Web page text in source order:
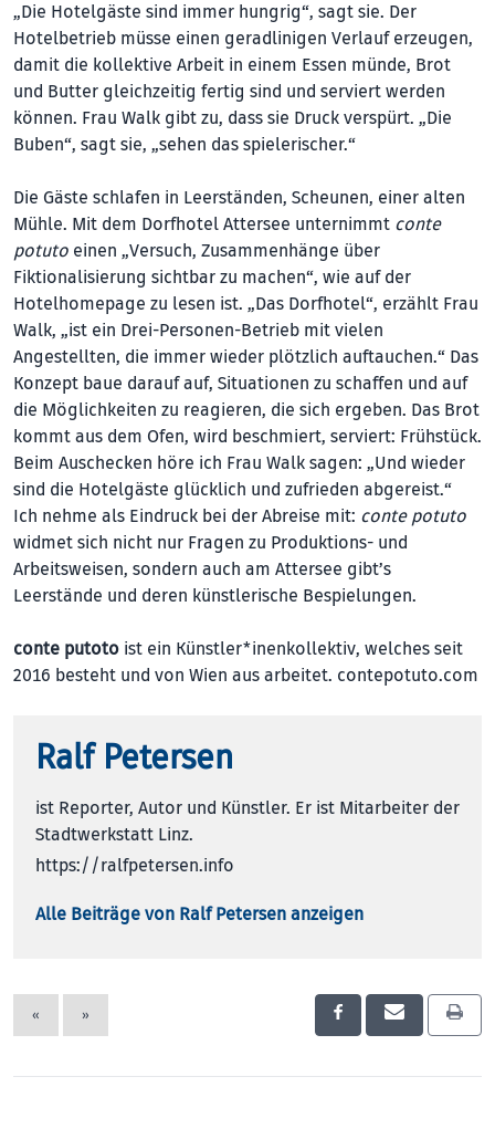
„Die Hotelgäste sind immer hungrig“, sagt sie. Der
Hotelbetrieb müsse einen geradlinigen Verlauf erzeugen,
damit die kollektive Arbeit in einem Essen münde, Brot
und Butter gleichzeitig fertig sind und serviert werden
können. Frau Walk gibt zu, dass sie Druck verspürt. „Die
Buben“, sagt sie, „sehen das spielerischer.“
Die Gäste schlafen in Leerständen, Scheunen, einer alten
Mühle. Mit dem Dorfhotel Attersee unternimmt conte
potuto einen „Versuch, Zusammenhänge über
Fiktionalisierung sichtbar zu machen“, wie auf der
Hotelhomepage zu lesen ist. „Das Dorfhotel“, erzählt Frau
Walk, „ist ein Drei-Personen-Betrieb mit vielen
Angestellten, die immer wieder plötzlich auftauchen.“ Das
Konzept baue darauf auf, Situationen zu schaffen und auf
die Möglichkeiten zu reagieren, die sich ergeben. Das Brot
kommt aus dem Ofen, wird beschmiert, serviert: Frühstück.
Beim Auschecken höre ich Frau Walk sagen: „Und wieder
sind die Hotelgäste glücklich und zufrieden abgereist.“
Ich nehme als Eindruck bei der Abreise mit: conte potuto
widmet sich nicht nur Fragen zu Produktions- und
Arbeitsweisen, sondern auch am Attersee gibt’s
Leerstände und deren künstlerische Bespielungen.
conte putoto ist ein Künstler*inenkollektiv, welches seit
2016 besteht und von Wien aus arbeitet. contepotuto.com
Ralf Petersen
ist Reporter, Autor und Künstler. Er ist Mitarbeiter der
Stadtwerkstatt Linz.
https://ralfpetersen.info
Alle Beiträge von Ralf Petersen anzeigen
« »